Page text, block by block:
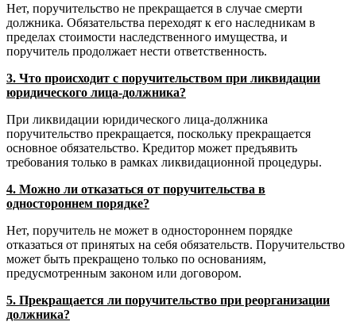
Нет, поручительство не прекращается в случае смерти
должника. Обязательства переходят к его наследникам в
пределах стоимости наследственного имущества, и
поручитель продолжает нести ответственность.
3. Что происходит с поручительством при ликвидации
юридического лица-должника?
При ликвидации юридического лица-должника
поручительство прекращается, поскольку прекращается
основное обязательство. Кредитор может предъявить
требования только в рамках ликвидационной процедуры.
4. Можно ли отказаться от поручительства в
одностороннем порядке?
Нет, поручитель не может в одностороннем порядке
отказаться от принятых на себя обязательств. Поручительство
может быть прекращено только по основаниям,
предусмотренным законом или договором.
5. Прекращается ли поручительство при реорганизации
должника?